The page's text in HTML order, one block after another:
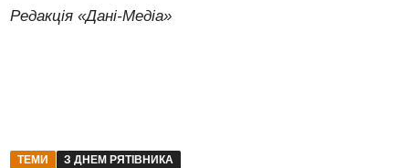
Редакція «Дані-Медіа»
ТЕМИ З ДНЕМ РЯТІВНИКА